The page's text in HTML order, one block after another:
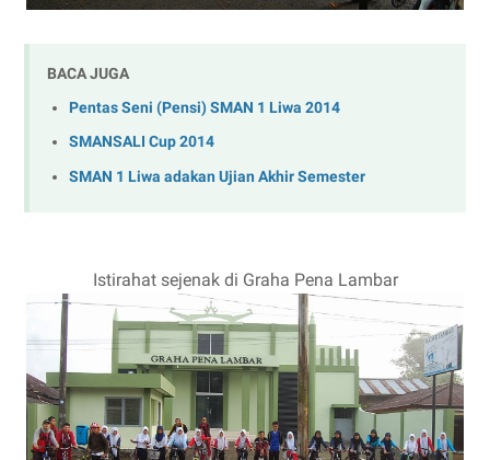
BACA JUGA
Pentas Seni (Pensi) SMAN 1 Liwa 2014
SMANSALI Cup 2014
SMAN 1 Liwa adakan Ujian Akhir Semester
Istirahat sejenak di Graha Pena Lambar